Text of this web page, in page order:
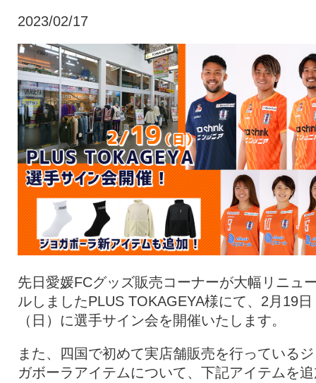
ファンクラブ
トップチーム アカデミー
スポンサー グッズ
特設ページ
2023/02/17
先日愛媛FCグッズ販売コーナーが大幅リニュ
ルしましたPLUS TOKAGEYA様にて、2月19日
（日）に選手サイン会を開催いたします。
また、四国で初めて実店舗販売を行っている
ガボーラアイテムについて、下記アイテムを